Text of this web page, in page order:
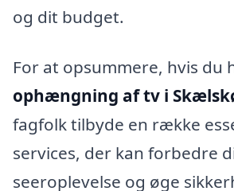
og dit budget.
For at opsummere, hvis du
ophængning af tv i
fagfolk tilbyde en række
services, der kan forbedre
seeroplevelse og øge